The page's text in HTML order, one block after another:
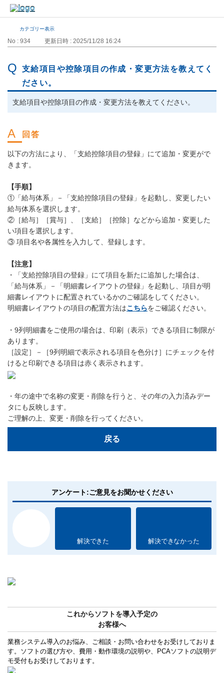
カテゴリー表示
No : 934 更新日時 : 2025/11/28 16:24
支給項目や控除項目の作成・変更方法を教えてく
ださい。
支給項目や控除項目の作成・変更方法を教えてください。
以下の方法により、「支給控除項目の登録」にて追加・変更がで
きます。
【手順】
①「給与体系」－「支給控除項目の登録」を起動し、変更したい
給与体系を選択します。
②［給与］［賞与］、［支給］［控除］などから追加・変更した
い項目を選択します。
③ 項目名や各属性を入力して、登録します。
【注意】
・「支給控除項目の登録」にて項目を新たに追加した場合は、
「給与体系」－「明細書レイアウトの登録」を起動し、項目が明
細書レイアウトに配置されているかのご確認をしてください。
明細書レイアウトの項目の配置方法はこちらをご確認ください。
・9列明細書をご使用の場合は、印刷（表示）できる項目に制限が
あります。
［設定］－［9列明細で表示される項目を色分け］にチェックを付
けると印刷できる項目は赤く表示されます。
・年の途中で名称の変更・削除を行うと、その年の入力済みデー
タにも反映します。
ご理解の上、変更・削除を行ってください。
戻る
アンケート:ご意見をお聞かせください
解決できた 解決できなかった
これからソフトを導入予定の
お客様へ
業務システム導入のお悩み、ご相談・お問い合わせをお受けしておりま
す。ソフトの選び方や、費用・動作環境の説明や、PCAソフトの説明デ
モ受付もお受けしております。